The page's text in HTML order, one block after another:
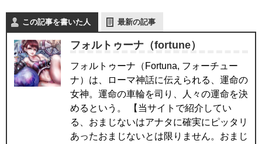
この記事を書いた人 最新の記事
フォルトゥーナ（fortune）
フォルトゥーナ（Fortuna, フォーチュー
ナ）は、ローマ神話に伝えられる、運命の
女神。運命の車輪を司り、人々の運命を決
めるという。 【当サイトで紹介してい
る、おまじないはアナタに確実にピッタリ
あったおまじないとは限りません。おまじ